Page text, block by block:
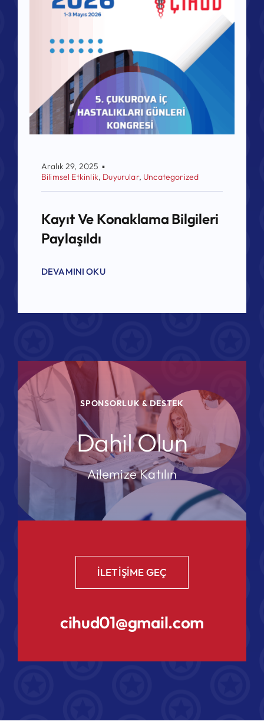
Aralık 29, 2025 ▪
Bilimsel Etkinlik, Duyurular, Uncategorized
Kayıt Ve Konaklama Bilgileri
Paylaşıldı
DEVAMINI OKU
SPONSORLUK & DESTEK
Dahil Olun
Ailemize Katılın
ILETIŞIME GEÇ
cihud01@gmail.com